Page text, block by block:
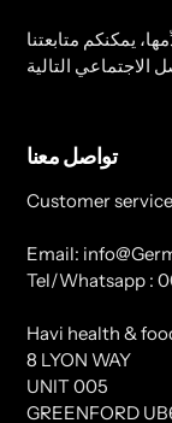
يمكنكم متابعتنا
تواصل معنا
Customer
Email:
Tel/Whatsapp :
Havi health &
8 LYON WAY
UNIT 005
GREENFORD